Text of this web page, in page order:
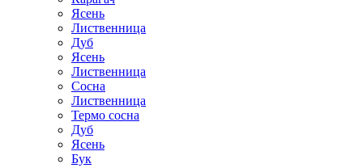
Ясень
Лиственница
Дуб
Ясень
Лиственница
Сосна
Лиственница
Термо сосна
Дуб
Ясень
Бук